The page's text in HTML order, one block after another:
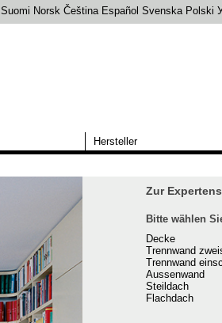
Suomi Norsk Čeština Español Svenska Polski
Hersteller
Zur
Bitte wählen
Decke
Trennwand
Trennwand
Aussenwand
Steildach
Flachdach